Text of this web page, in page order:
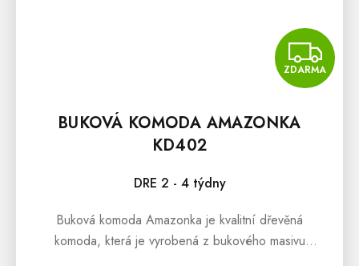
ZDARMA
BUKOVÁ KOMODA AMAZONKA
KD402
DRE 2 - 4 týdny
Buková komoda Amazonka je kvalitní dřevěná
komoda, která je vyrobená z bukového masivu